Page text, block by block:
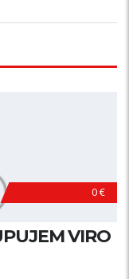
0 €
VIRO